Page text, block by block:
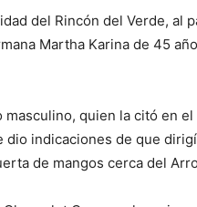
del Rincón del Verde, al
Martha Karina de 45
quien la citó en
indicaciones de que
de mangos cerca del